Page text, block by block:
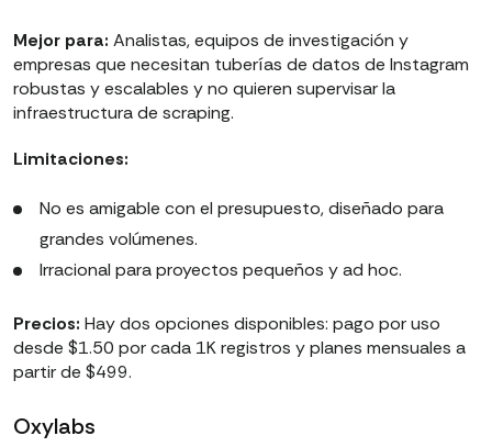
Mejor para: Analistas, equipos de investigación y
empresas que necesitan tuberías de datos de Instagram
robustas y escalables y no quieren supervisar la
infraestructura de scraping.
Limitaciones:
No es amigable con el presupuesto, diseñado para
grandes volúmenes.
Irracional para proyectos pequeños y ad hoc.
Precios: Hay dos opciones disponibles: pago por uso
desde $1.50 por cada 1K registros y planes mensuales a
partir de $499.
Oxylabs